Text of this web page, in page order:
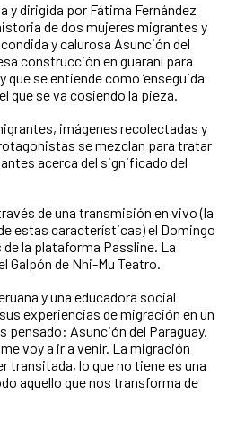
y dirigida por Fátima Fernández
de dos mujeres migrantes y
y calurosa Asunción del
construcción en guaraní para
que se entiende como ‘enseguida
que se va cosiendo la pieza.
imágenes recolectadas y
se mezclan para tratar
acerca del significado del
de una transmisión en vivo (la
estas características) el Domingo
la plataforma Passline. La
Galpón de Nhi-Mu Teatro.
y una educadora social
experiencias de migración en un
pensado: Asunción del Paraguay.
voy a ir a venir. La migración
transitada, lo que no tiene es una
aquello que nos transforma de